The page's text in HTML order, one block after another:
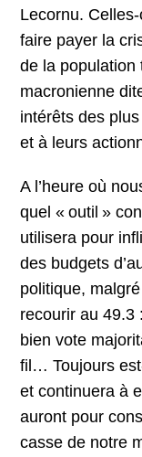
Lecornu.
faire payer la
de la population
macronienne
intérêts des
et à leurs
A l’heure où
quel « outil »
utilisera pour
des budgets
politique,
recourir au 49.3
bien vote
fil… Toujours
et continuera à
auront pour
casse de notre